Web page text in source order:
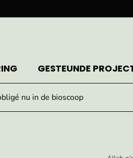
GESTEUNDE
nu in de bioscoop